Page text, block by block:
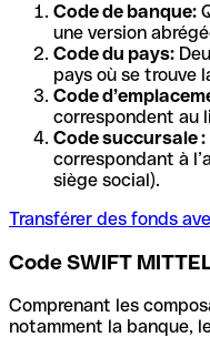
Code de banque:
une version
Code du pays:
pays où se trouve
Code
correspondent au
Code succursale :
correspondant à
siège social).
Transférer des fonds
Code SWIFT
Comprenant les
notamment la banque,